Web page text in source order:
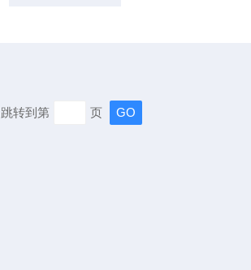
跳转到第 页